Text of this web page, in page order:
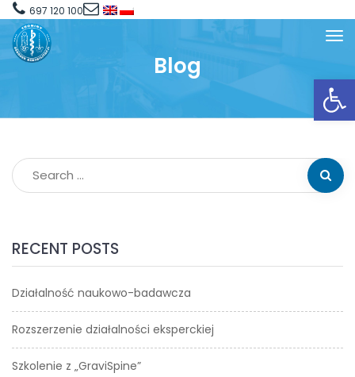
Open toolbar
697 120 100
Blog
RECENT POSTS
Działalność naukowo-badawcza
Rozszerzenie działalności eksperckiej
Szkolenie z „GraviSpine”